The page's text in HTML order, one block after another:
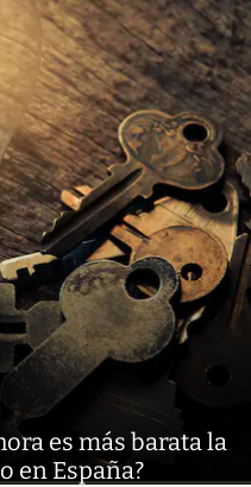
es más barata la
en España?